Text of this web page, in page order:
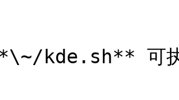
kde.sh** 可执